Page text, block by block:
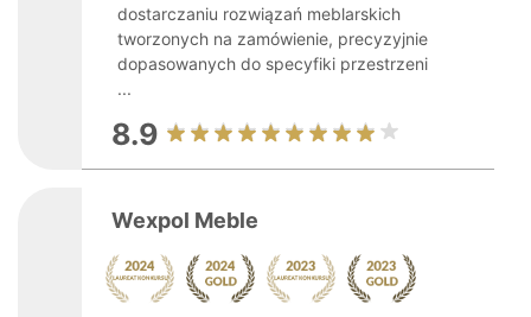
dostarczaniu rozwiązań meblarskich
tworzonych na zamówienie, precyzyjnie
dopasowanych do specyfiki przestrzeni
...
8.9
Wexpol Meble